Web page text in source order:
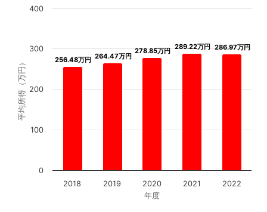
年度
平均所得（万円） 256.48万円
256.48万円 264.47万円
264.47万円
278.85万円
278.85万円 289.22万円
289.22万円 286.97万円
286.97万円
2018 2019 2020 2021 2022
0
100
200
300
400